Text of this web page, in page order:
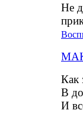
Не
Как
В
И